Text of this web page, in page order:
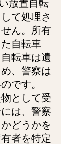
放置自転
て処理さ
ん。所有
自転車
転車は遺
、警察は
です。
として受
は、警察
どうかを
者を特定